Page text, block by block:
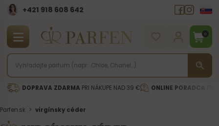
+421 918 608 642‬
0
DOPRAVA ZDARMA PRI NÁKUPE NAD 39 € ONLINE PORADCA
Parfen.sk > virgínsky céder